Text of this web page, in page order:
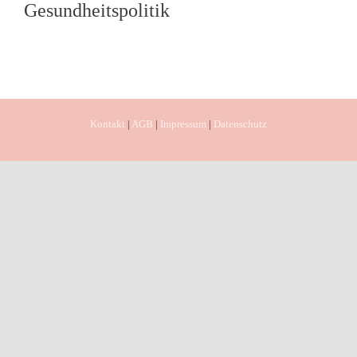
Gesundheitspolitik
Kontakt | AGB | Impressum | Datenschutz